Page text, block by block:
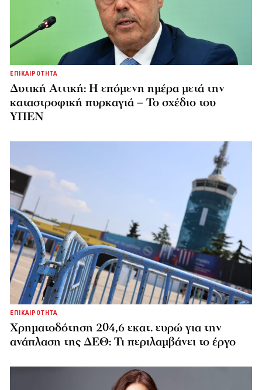
ΕΠΙΚΑΙΡΟΤΗΤΑ
Δυτική Αττική: Η επόμενη ημέρα μετά την
καταστροφική πυρκαγιά – Το σχέδιο του
ΥΠΕΝ
ΕΠΙΚΑΙΡΟΤΗΤΑ
Χρηματοδότηση 204,6 εκατ. ευρώ για την
ανάπλαση της ΔΕΘ: Τι περιλαμβάνει το έργο